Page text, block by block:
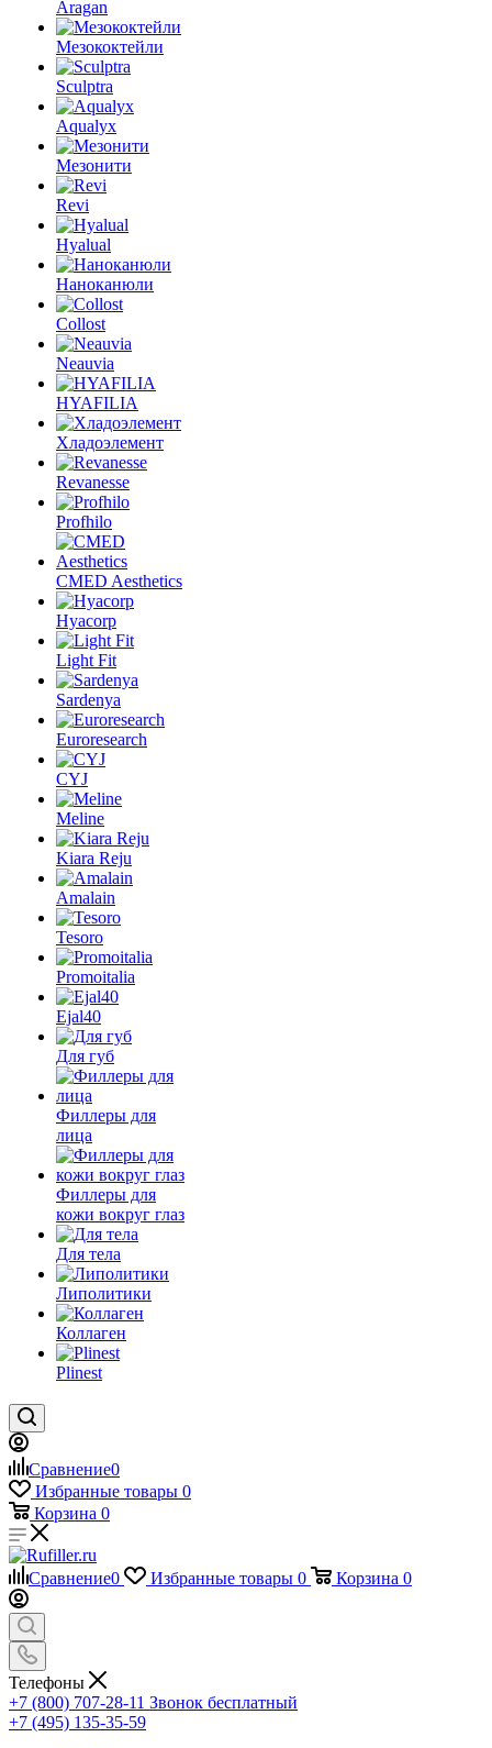
Aragan
Мезококтейли
Sculptra
Aqualyx
Мезонити
Revi
Hyalual
Наноканюли
Collost
Neauvia
HYAFILIA
Хладоэлемент
Revanesse
Profhilo
CMED Aesthetics
Hyacorp
Light Fit
Sardenya
Euroresearch
CYJ
Meline
Kiara Reju
Amalain
Tesoro
Promoitalia
Ejal40
Для губ
Филлеры для
лица
Филлеры для
кожи вокруг глаз
Для тела
Липолитики
Коллаген
Plinest
Сравнение0
Избранные товары 0
Корзина 0
Сравнение0 Избранные товары 0 Корзина 0
Телефоны
+7 (800) 707-28-11 Звонок бесплатный
+7 (495) 135-35-59